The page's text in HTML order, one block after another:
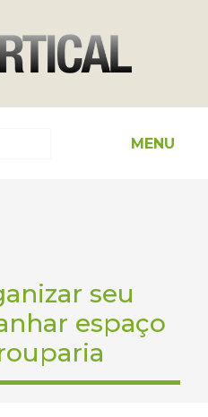
MENU
seu
espaço